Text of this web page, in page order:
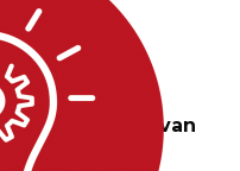
de afsluiting van
Lab